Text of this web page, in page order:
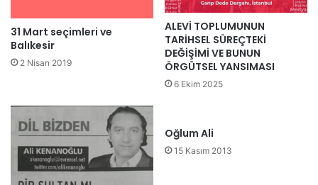
31 Mart seçimleri ve
Balıkesir
2 Nisan 2019
ALEVİ TOPLUMUNUN
TARİHSEL SÜREÇTEKİ
DEĞİŞİMİ VE BUNUN
ÖRGÜTSEL YANSIMASI
6 Ekim 2025
Oğlum Ali
15 Kasım 2013